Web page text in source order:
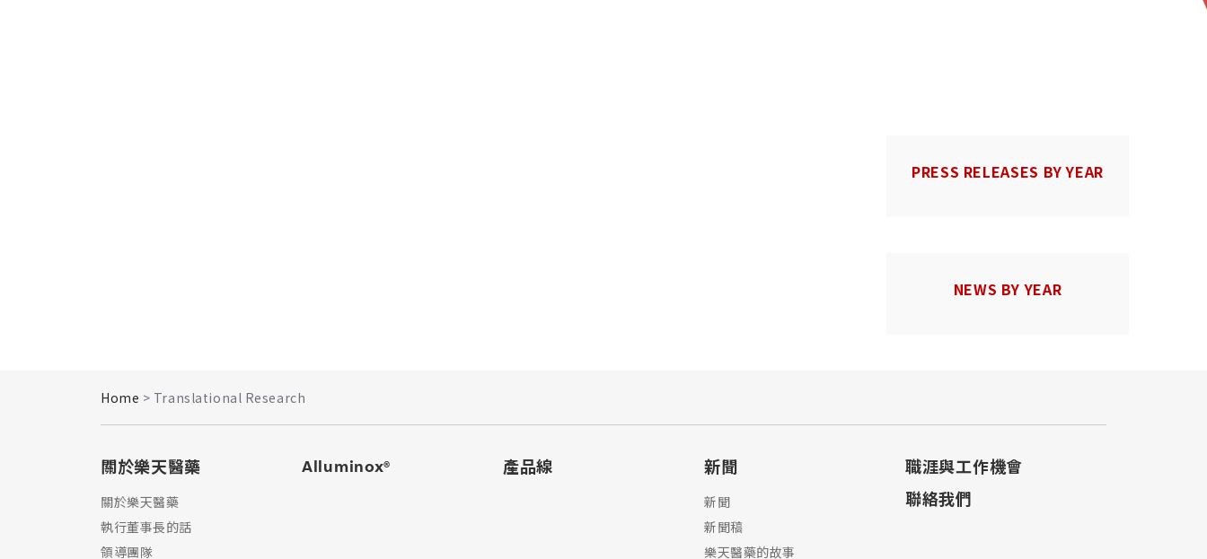
PRESS RELEASES BY YEAR
NEWS BY YEAR
Home > Translational Research
關於樂天醫藥
關於樂天醫藥
執行董事長的話​
領導團隊
Alluminox® 產品線 新聞
新聞
新聞稿
樂天醫藥的故事
職涯與工作機會
聯絡我們